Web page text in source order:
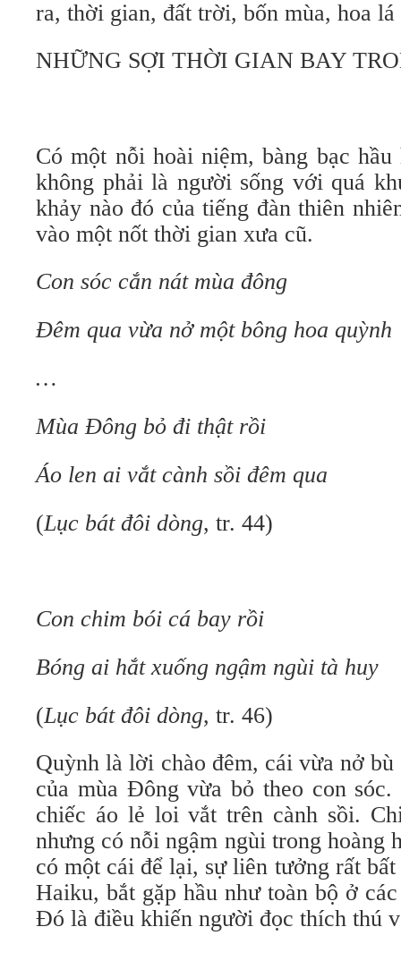
ra, thời gian, đất trời, bốn mùa, hoa
NHỮNG SỢI THỜI GIAN BAY
Có một nỗi hoài niệm, bàng bạc
không phải là người sống với quá
khảy nào đó của tiếng đàn thiên
vào một nốt thời gian xưa cũ.
Con sóc cắn nát mùa đông
Đêm qua vừa nở một bông hoa quỳnh
…
Mùa Đông bỏ đi thật rồi
Áo len ai vắt cành sồi đêm qua
(Lục bát đôi dòng, tr. 44)
Con chim bói cá bay rồi
Bóng ai hắt xuống ngậm ngùi tà huy
(Lục bát đôi dòng, tr. 46)
Quỳnh là lời chào đêm, cái vừa nở
của mùa Đông vừa bỏ theo con
chiếc áo lẻ loi vắt trên cành sồi.
nhưng có nỗi ngậm ngùi trong hoàng
có một cái để lại, sự liên tưởng rất
Haiku, bắt gặp hầu như toàn bộ ở
Đó là điều khiến người đọc thích thú